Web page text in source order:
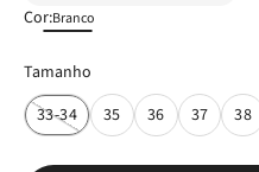
Cor:Branco
Tamanho
33-34
35 36 37 38